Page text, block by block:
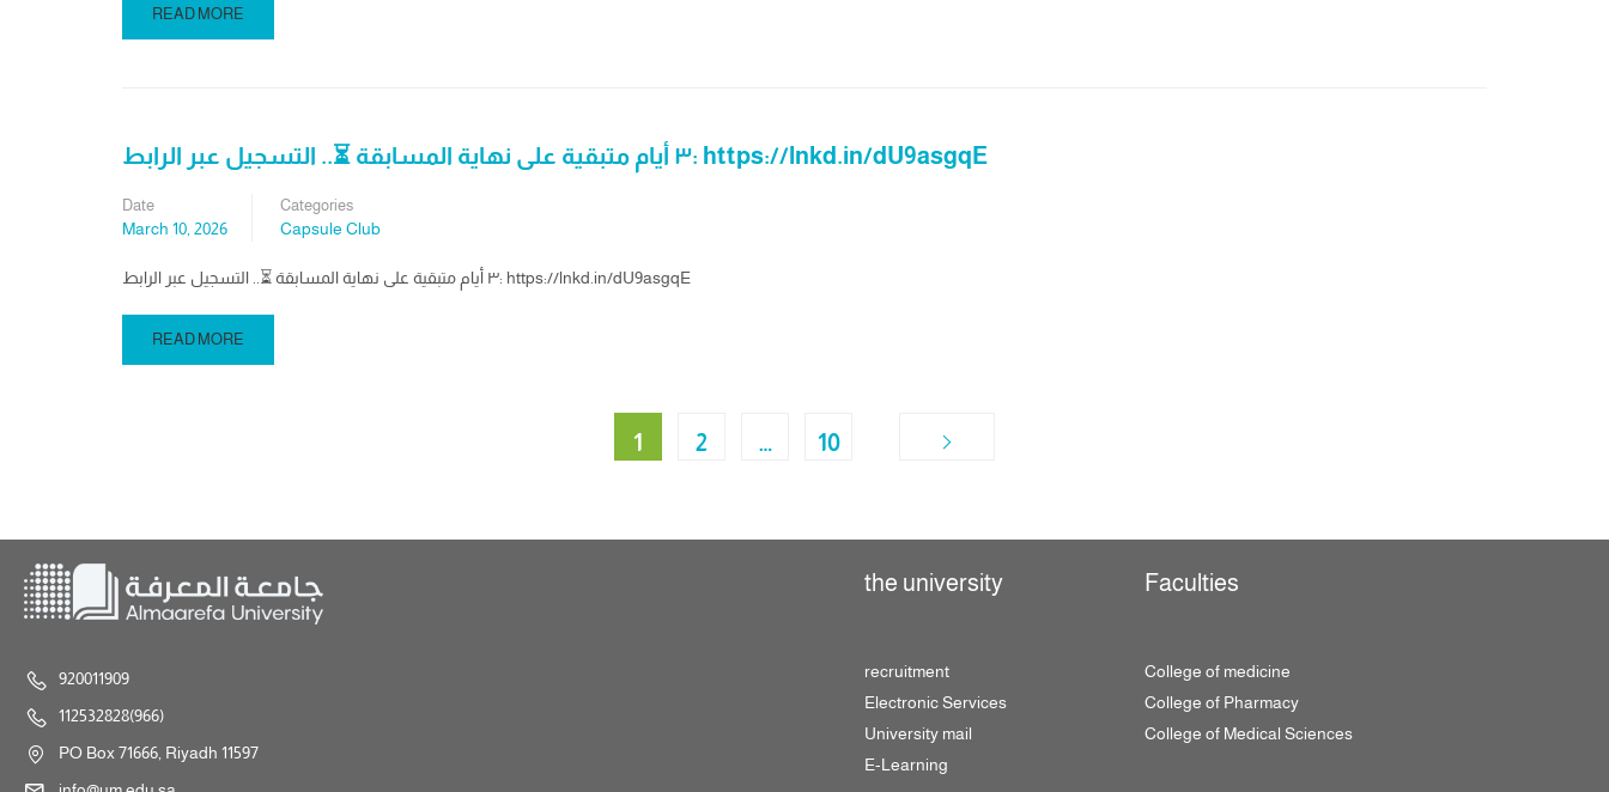
READ MORE
٣ أيام متبقية على نهاية المسابقة ⏳.. التسجيل عبر الرابط: https://lnkd.in/dU9asgqE
Date
March 10, 2026
Categories
Capsule Club
٣ أيام متبقية على نهاية المسابقة ⏳.. التسجيل عبر الرابط: https://lnkd.in/dU9asgqE
READ MORE
1 2 … 10
920011909
112532828(966)
PO Box 71666, Riyadh 11597
the university
recruitment
Electronic Services
University mail
E-Learning
Faculties
College of medicine
College of Pharmacy
College of Medical Sciences